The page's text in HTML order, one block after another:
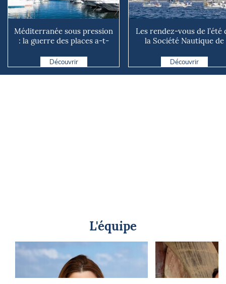
Méditerranée sous pression
: la guerre des places a-t-
Découvrir
Les rendez-vous de l’été
la Société Nautique de
Découvrir
L'équipe